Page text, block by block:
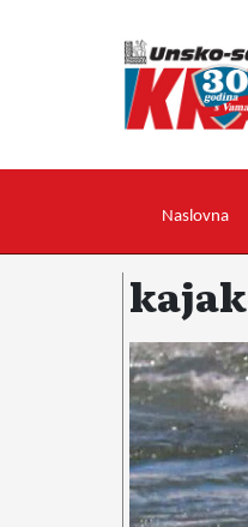
Naslovna
kajak